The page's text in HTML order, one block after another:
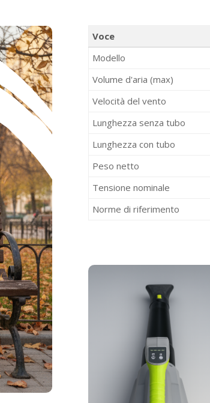
Voce
Modello
Volume d'aria (max)
Velocità del vento
Lunghezza senza tubo
Lunghezza con tubo
Peso netto
Tensione nominale
Norme di riferimento